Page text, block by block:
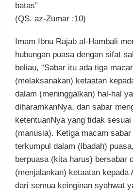
batas”
(QS. az-Zumar :10)
Imam Ibnu Rajab al-Hambali
hubungan puasa dengan sifat
beliau, “Sabar itu ada tiga
(melaksanakan) ketaatan
dalam (meninggalkan) hal-hal
diharamkanNya, dan sabar
ketentuanNya yang tidak
(manusia). Ketiga macam
terkumpul dalam (ibadah)
berpuasa (kita harus) bersabar
(menjalankan) ketaatan kepada
dari semua keinginan syahwat